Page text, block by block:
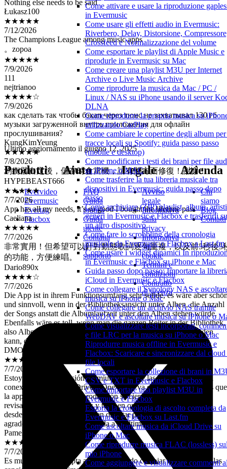
Come attivare e usare la riproduzione
in Evermusic
Come usare gli effetti audio in Evermusic:
Riverbero, Delay, Distorsione,
Crossfeed e Normalizzazione del volume
Come esportare le playlist di Apple Music e
riprodurle in Evermusic su Mac
Come creare una playlist M3U per Internet
Archive o Live Music Archive
Come riprodurre la musica da Mac / PC /
Linux / NAS su iPhone usando il server
DLNA
Come riprodurre la propria musica su
utilizzando CarPlay
Come cambiare le copertine degli album
tracce locali su Spotify: guida passo passo
(mobile e desktop)
Come modificare i testi dei brani per file
su iPhone o MAC
Come trasferire la tua libreria musicale tra
dispositivi in Evermusic: guida passo dopo
passo
Come archiviare (ZIP) playlist, album,
generi in Evermusic e Flacbox e trasferirli su
un altro dispositivo
Come fare lo scrobbling della cronologia
musicale da Evermusic o Flacbox a Last.fm
Come usare i widget dinamici In
in Evermusic e Flacbox su iPhone e Mac
Guida passo dopo passo: Importare la
iCloud in Evermusic e Flacbox
Come collegare il Synology NAS e
musica su iPhone o Mac
Come collegare un archivio NAS tramite
WebDAV e ascoltare musica su iPhone o
Come visualizzare testi incorporati,
e file LRC per la musica su iPhone o Mac
Riprodurre musica offline in Evermusic e
Flacbox: Scaricare e sincronizzare dal cloud
file locali
Come esportare la collezione di brani in
CSV e TXT in Evermusic e Flacbox
Come importare una playlist M3U in
Evermusic e Flacbox
Esporta la cronologia di ascolto completa da
Evermusic e Flacbox su Last.fm
Come ascoltare musica da iCloud Drive su
iPhone o Mac
Come riprodurre musica FLAC (lossless)
mio iPhone
Come aggiungere e visualizzare commenti
Łukasz100
★★★★★
7/12/2026
The Champions League among music apps
。zopoa
★★★★★
7/9/2026
111
nejtrianoo
★★★★☆
7/9/2026
как сделать так чтобы бэкап через тюнс не захватывал 130 гб
музыки загруженной внутрь приложения для офлайн
прослушивания?
KungKimYeung
★★★★★
7/8/2026
均衡器自定後，儲存時會當機，請有關方面修復！謝謝！
HYPEBEAST666
★★★★★
7/7/2026
App has all my needs, it’s so good I bought the lifetime pass
Caeliana
★★★★★
7/7/2026
非常實用！但希望可以針對動態歌詞逐句重複，以及前5秒後5
的功能，方便練唱。
Dario890x
★★★★☆
7/7/2026
Die App ist in ihrem Funktionsumfang sehr solide, es wäre aber
und sinnvoll, wenn in der Bibliotheksansicht unter Alben, die Anzahl
der Songs anstatt die Albumlaufzeit unter den Alben stehen würde.
Ebenfalls wäre es toll, wenn man die ganzen Reiter in der Bibliothek,
also Alben, Künstler, Songs usw. selber anpassen und ausblenden
kann, dann gäbe es 5 Sterne.
DMOL9023
★★★★☆
7/7/2026
Estoy pagando la versión premiun excelente las actualizaciónes la
conexión con Google Drive y One Drive va excelente lo único es que
la app cuando dejó en reproducción se cierra no se porque ya he
revisado en configuraciónes y todo en orden el problema lo tengo
desde hace 4 días si me pueden orientar para solucionar se los
agradezco la app esta actualizada a la última versión.
Pamela Velazco
★★★★★
7/7/2026
Es muy buena se adapta a mí gratis puedo cambiar la posición de las
canciones es lo máximo no la dañen
Ultimo aggiornamento il giugno 12, 2025
Prodotti
Evervideo
Evermusic
Evertag
Flacbox
Aiuto
FAQ
Guida
pratica
Guida
utente
Contatta
il
supporto
Legale
Avviso
legale
Informativa
sulla
privacy
Informativa
sui
cookie
Termini e
condizioni
Contratto
di licenza
Azienda
Chi
siamo
Blog
Contatti